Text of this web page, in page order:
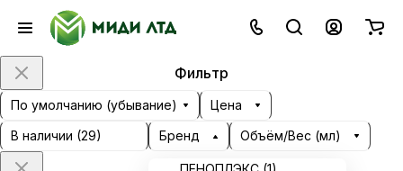
Фильтр
По умолчанию (убывание)
Цена
В наличии (29) Бренд Объём/Вес (мл)